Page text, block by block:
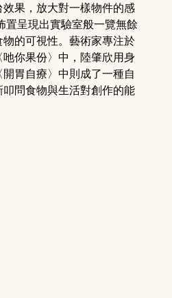
果，放大對一樣物件的感
置呈現出實驗室般一覽無餘
的可視性。藝術家專注於
你果份〉中，陸肇欣用身
胃自療〉中則成了一種自
問食物與生活對創作的能